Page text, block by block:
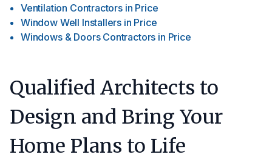
Ventilation Contractors in Price
Window Well Installers in Price
Windows & Doors Contractors in Price
Qualified Architects to
Design and Bring Your
Home Plans to Life